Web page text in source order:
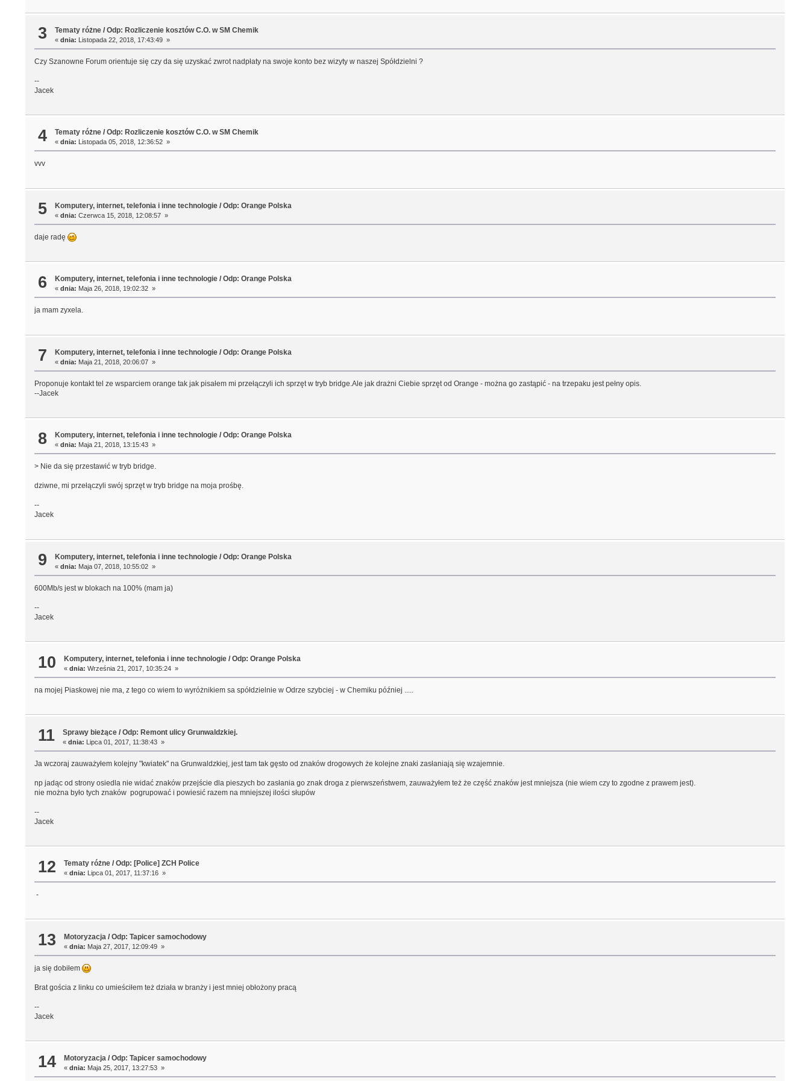
3 Tematy różne /Odp: Rozliczenie kosztów C.O. w SM Chemik
«dnia: Listopada 22, 2018, 17:43:49 »
Czy Szanowne Forum orientuje się czy da się uzyskać zwrot nadpłaty na swoje konto bez wizyty w naszej Spółdzielni ?
--
Jacek
4 Tematy różne /Odp: Rozliczenie kosztów C.O. w SM Chemik
«dnia: Listopada 05, 2018, 12:36:52 »
vvv
5 Komputery, internet, telefonia i inne technologie /Odp: Orange Polska
«dnia: Czerwca 15, 2018, 12:08:57 »
daje radę
6 Komputery, internet, telefonia i inne technologie /Odp: Orange Polska
«dnia: Maja 26, 2018, 19:02:32 »
ja mam zyxela.
7 Komputery, internet, telefonia i inne technologie /Odp: Orange Polska
«dnia: Maja 21, 2018, 20:06:07 »
Proponuje kontakt tel ze wsparciem orange tak jak pisałem mi przełączyli ich sprzęt w tryb bridge.Ale jak drażni Ciebie sprzęt od Orange - można go zastąpić - na trzepaku jest pełny opis.
--Jacek
8 Komputery, internet, telefonia i inne technologie /Odp: Orange Polska
«dnia: Maja 21, 2018, 13:15:43 »
> Nie da się przestawić w tryb bridge.
dziwne, mi przełączyli swój sprzęt w tryb bridge na moja prośbę.
--
Jacek
9 Komputery, internet, telefonia i inne technologie /Odp: Orange Polska
«dnia: Maja 07, 2018, 10:55:02 »
600Mb/s jest w blokach na 100% (mam ja)
--
Jacek
10 Komputery, internet, telefonia i inne technologie /Odp: Orange Polska
«dnia: Września 21, 2017, 10:35:24 »
na mojej Piaskowej nie ma, z tego co wiem to wyróżnikiem sa spółdzielnie w Odrze szybciej - w Chemiku później .....
11 Sprawy bieżące /Odp: Remont ulicy Grunwaldzkiej.
«dnia: Lipca 01, 2017, 11:38:43 »
Ja wczoraj zauważyłem kolejny "kwiatek" na Grunwaldzkiej, jest tam tak gęsto od znaków drogowych że kolejne znaki zasłaniają się wzajemnie.
np jadąc od strony osiedla nie widać znaków przejście dla pieszych bo zasłania go znak droga z pierwszeństwem, zauważyłem też że część znaków jest mniejsza (nie wiem czy to zgodne z prawem jest).
nie można było tych znaków pogrupować i powiesić razem na mniejszej ilości słupów
--
Jacek
12 Tematy różne /Odp: [Police] ZCH Police
«dnia: Lipca 01, 2017, 11:37:16 »
-
13 Motoryzacja /Odp: Tapicer samochodowy
«dnia: Maja 27, 2017, 12:09:49 »
ja się dobiłem
Brat gościa z linku co umieściłem też działa w branży i jest mniej obłożony pracą
--
Jacek
14 Motoryzacja /Odp: Tapicer samochodowy
«dnia: Maja 25, 2017, 13:27:53 »